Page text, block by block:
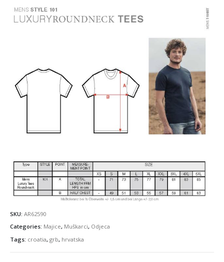
SKU: AR62590
Categories: Majice, Muškarci, Odjeca
Tags: croatia, grb, hrvatska